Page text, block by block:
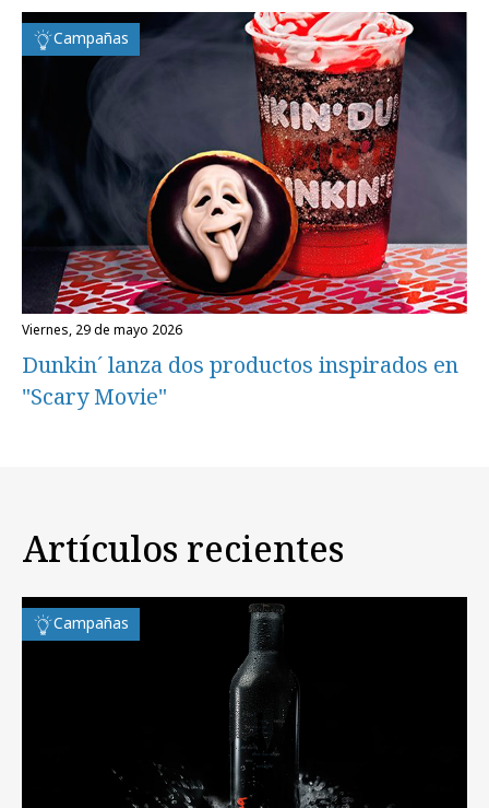
Campañas
viernes, 29 de mayo 2026
Dunkin´ lanza dos productos inspirados en
"Scary Movie"
Artículos recientes
Campañas